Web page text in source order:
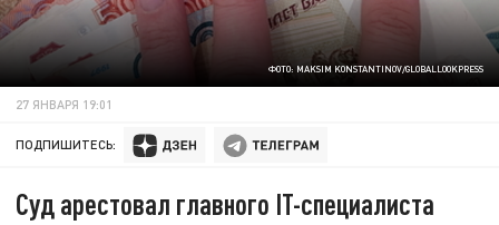
ФОТО: MAKSIM KONSTANTINOV/GLOBALLOOKPRESS
27 ЯНВАРЯ 19:01
ПОДПИШИТЕСЬ:
Суд арестовал главного IT-специалиста